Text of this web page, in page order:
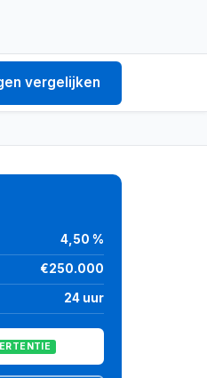
vergelijken
4,50 %
€250.000
24 uur